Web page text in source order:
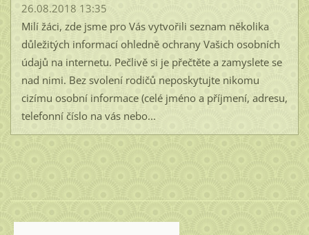
26.08.2018 13:35
Milí žáci, zde jsme pro Vás vytvořili seznam několika
důležitých informací ohledně ochrany Vašich osobních
údajů na internetu. Pečlivě si je přečtěte a zamyslete se
nad nimi. Bez svolení rodičů neposkytujte nikomu
cizímu osobní informace (celé jméno a příjmení, adresu,
telefonní číslo na vás nebo...